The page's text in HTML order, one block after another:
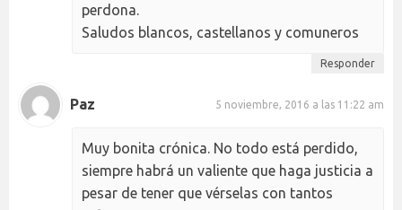
perdona.
Saludos blancos, castellanos y comuneros
Responder
Paz 5 noviembre, 2016 a las 11:22 am
Muy bonita crónica. No todo está perdido,
siempre habrá un valiente que haga justicia a
pesar de tener que vérselas con tantos